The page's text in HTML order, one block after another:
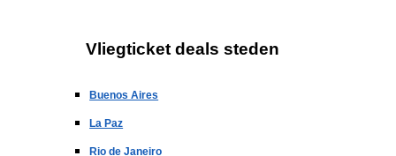
Vliegticket deals steden
Buenos Aires
La Paz
Rio de Janeiro